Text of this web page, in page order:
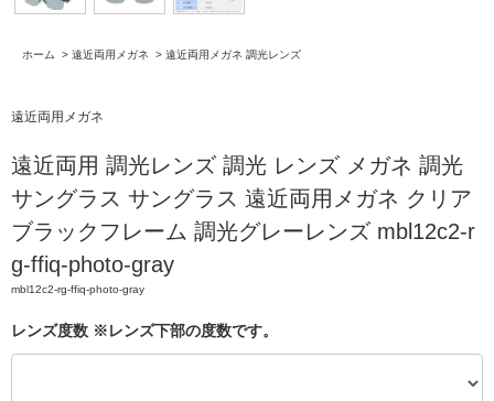
ホーム > 遠近両用メガネ > 遠近両用メガネ 調光レンズ
遠近両用メガネ
遠近両用 調光レンズ 調光 レンズ メガネ 調光
サングラス サングラス 遠近両用メガネ クリア
ブラックフレーム 調光グレーレンズ mbl12c2-r
g-ffiq-photo-gray
mbl12c2-rg-ffiq-photo-gray
レンズ度数 ※レンズ下部の度数です。